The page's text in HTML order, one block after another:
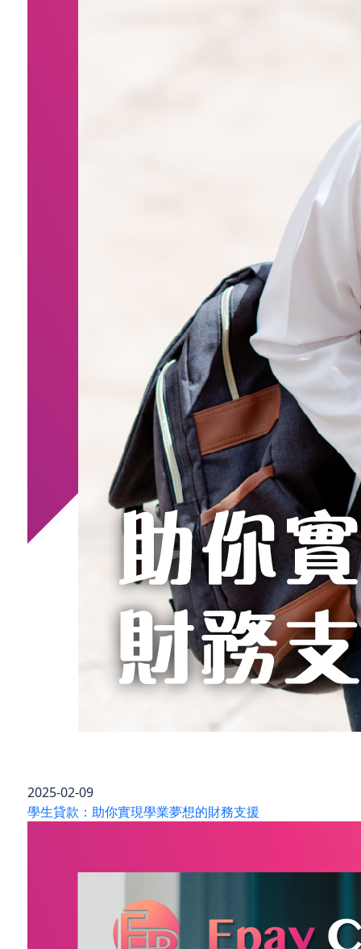
2025-02-09
學生貸款：助你實現學業夢想的財務支援